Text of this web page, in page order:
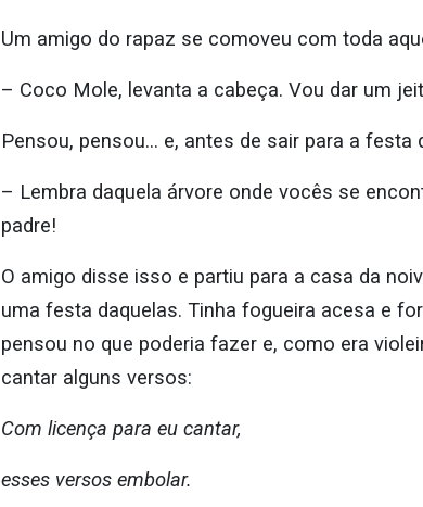
Um amigo do rapaz se comoveu com toda
– Coco Mole, levanta a cabeça. Vou dar um
Pensou, pensou… e, antes de sair para a
– Lembra daquela árvore onde vocês se
padre!
O amigo disse isso e partiu para a casa da
uma festa daquelas. Tinha fogueira acesa e
pensou no que poderia fazer e, como era
cantar alguns versos:
Com licença para eu cantar,
esses versos embolar.